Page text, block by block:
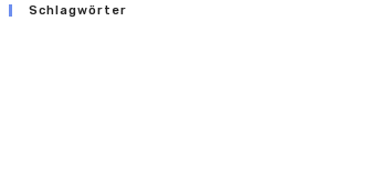
Schlagwörter